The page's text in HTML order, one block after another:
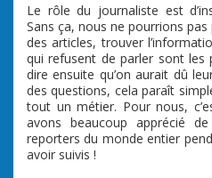
Le rôle du journaliste est
Sans ça, nous ne pourrions
des articles, trouver
qui refusent de parler sont les
dire ensuite qu’on aurait dû
des questions, cela paraît
tout un métier. Pour nous,
avons beaucoup apprécié
reporters du monde entier
avoir suivis !